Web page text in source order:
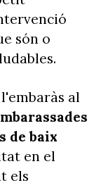
són o
al
de baix
en el
els